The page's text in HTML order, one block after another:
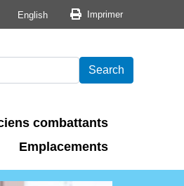
English
Print button
Imprimer
combattants
Emplacements
Search